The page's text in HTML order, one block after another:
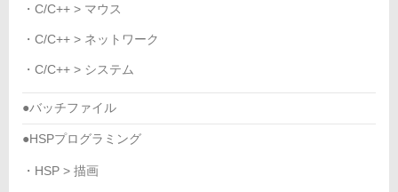
・C/C++ > マウス
・C/C++ > ネットワーク
・C/C++ > システム
●バッチファイル
●HSPプログラミング
・HSP > 描画